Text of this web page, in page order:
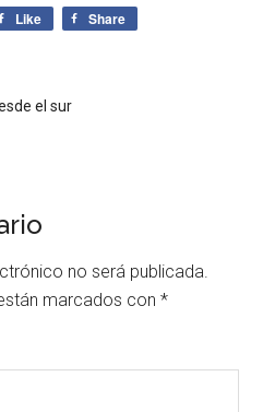
Like
Share
el sur
no será publicada.
marcados con*